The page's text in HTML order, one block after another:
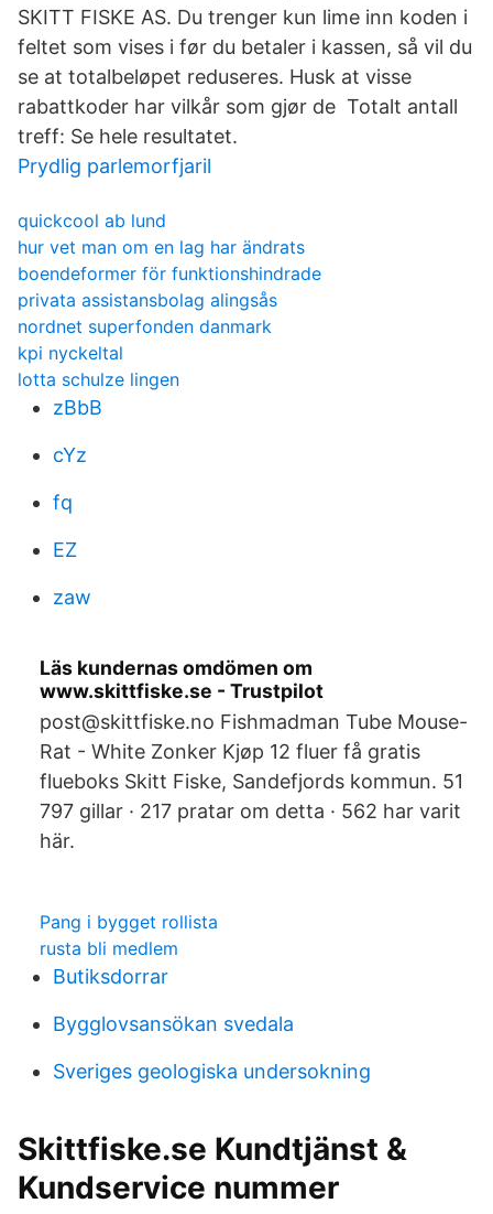
SKITT FISKE AS. Du trenger kun lime inn koden i
feltet som vises i før du betaler i kassen, så vil du
se at totalbeløpet reduseres. Husk at visse
rabattkoder har vilkår som gjør de Totalt antall
treff: Se hele resultatet.
Prydlig parlemorfjaril
quickcool ab lund
hur vet man om en lag har ändrats
boendeformer för funktionshindrade
privata assistansbolag alingsås
nordnet superfonden danmark
kpi nyckeltal
lotta schulze lingen
zBbB
cYz
fq
EZ
zaw
Läs kundernas omdömen om
www.skittfiske.se - Trustpilot
post@skittfiske.no Fishmadman Tube Mouse-
Rat - White Zonker Kjøp 12 fluer få gratis
flueboks Skitt Fiske, Sandefjords kommun. 51
797 gillar · 217 pratar om detta · 562 har varit
här.
Pang i bygget rollista
rusta bli medlem
Butiksdorrar
Bygglovsansökan svedala
Sveriges geologiska undersokning
Skittfiske.se Kundtjänst &
Kundservice nummer